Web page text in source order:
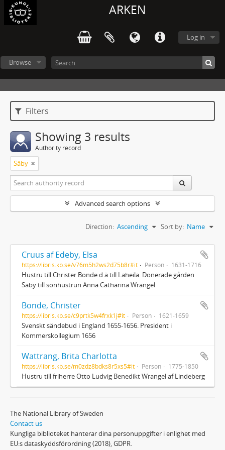
ARKEN
Log in
Browse
Filters
Showing 3 results
Authority record
Säby
Advanced search options
Sort by: Name
Direction: Ascending
Cruus af Edeby, Elsa
https://libris.kb.se/v76m5h2ws2d75b8r#it Person 1631-1716
Hustru till Christer Bonde d ä till Laheila. Donerade gården
Säby till sonhustrun Anna Catharina Wrangel
Bonde, Christer
https://libris.kb.se/c9prtk5w4frxk1j#it Person 1621-1659
Svenskt sändebud i England 1655-1656. President i
Kommerskollegium 1656
Wattrang, Brita Charlotta
https://libris.kb.se/m0zdz8bdks8r5xs5#it Person 1775-1850
Hustru till friherre Otto Ludvig Benedikt Wrangel af Lindeberg
The National Library of Sweden
Contact us
Kungliga biblioteket hanterar dina personuppgifter i enlighet med
EU:s dataskyddsförordning (2018), GDPR.